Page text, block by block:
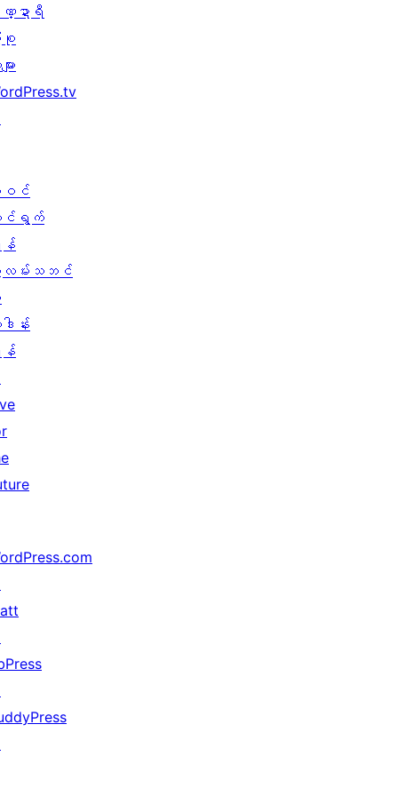
ဏ္ဍာရီ
စု
ား
ဝင်
ာင်ရွက်
န်
လမ်းသဘင်
ါန်း
န်